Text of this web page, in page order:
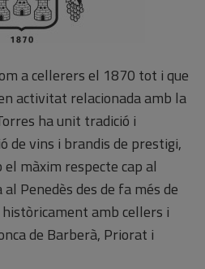
a cellerers el 1870 tot i que
activitat relacionada amb la
ha unit tradició i
de vins i brandis de prestigi,
màxim respecte cap al
Penedès des de fa més de
amb cellers i
de Barberà, Priorat i